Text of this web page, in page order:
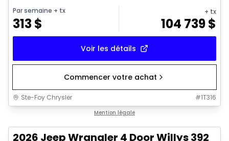
Par semaine + tx
313$
+ tx
104 739$
Voir les détails
Commencer votre achat
Ste-Foy Chrysler #1T316
Mention légale
2026 Jeep Wrangler 4 Door Willys 392